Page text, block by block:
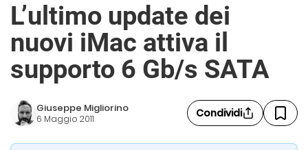
L’ultimo update dei
nuovi iMac attiva il
supporto 6 Gb/s SATA
Giuseppe Migliorino
6 Maggio 2011 Condividi